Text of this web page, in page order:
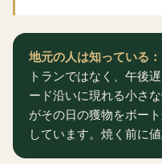
地元の人は知っている：
トランではなく、午後
ード沿いに現れる小さ
がその日の獲物をボー
しています。焼く前に